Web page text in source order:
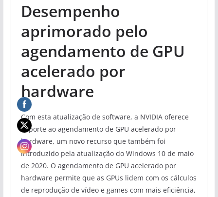
Desempenho
aprimorado pelo
agendamento de GPU
acelerado por
hardware
Com esta atualização de software, a NVIDIA oferece
suporte ao agendamento de GPU acelerado por
hardware, um novo recurso que também foi
introduzido pela atualização do Windows 10 de maio
de 2020. O agendamento de GPU acelerado por
hardware permite que as GPUs lidem com os cálculos
de reprodução de vídeo e games com mais eficiência,